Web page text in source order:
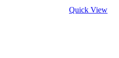
Quick View